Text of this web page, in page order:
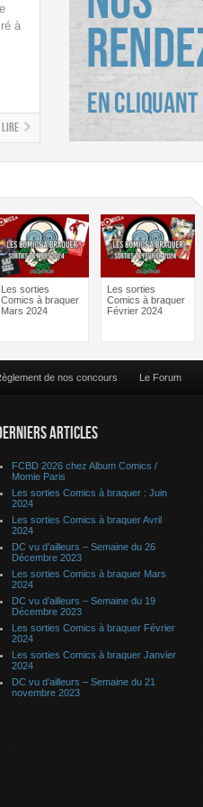
à
Lire
Les sorties
Comics à braquer
Mars 2024
Les sorties
Comics à braquer
Février 2024
de nos concours Le Forum
ARTICLES
FCBD 2026 chez Album Comics /
Momie Paris
Les sorties Comics à braquer : Juin
2024
Les sorties Comics à braquer Avril
2024
DC vu d’ailleurs – Semaine du 26
Décembre 2023
Les sorties Comics à braquer Mars
2024
DC vu d’ailleurs – Semaine du 19
Décembre 2023
Les sorties Comics à braquer Février
2024
Les sorties Comics à braquer Janvier
2024
DC vu d’ailleurs – Semaine du 21
novembre 2023